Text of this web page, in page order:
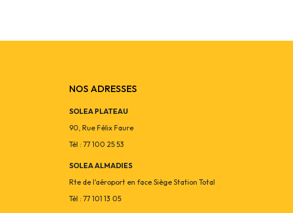
NOS ADRESSES
SOLEA PLATEAU
90, Rue Félix Faure
Tél : 77 100 25 53
SOLEA ALMADIES
Rte de l'aéroport en face Siège Station Total
Tél : 77 101 13 05